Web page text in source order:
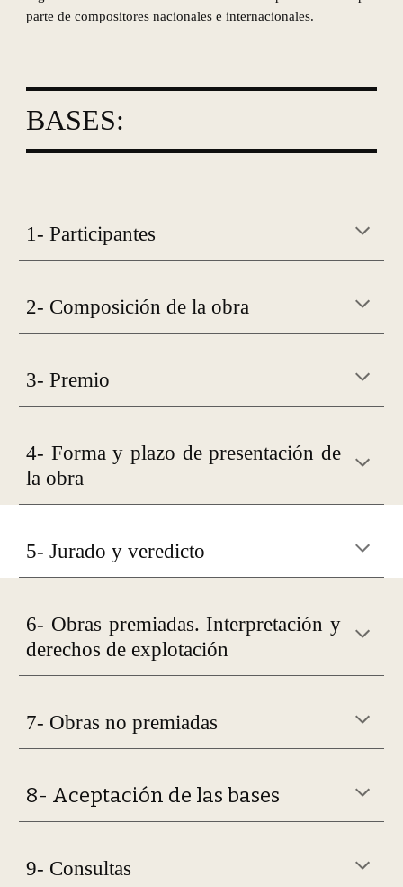
parte de compositores nacionales e internacionales.
BASES:
1- Participantes
2- Composición de la obra
3- Premio
4- Forma y plazo de presentación de
la obra
5- Jurado y veredicto
6- Obras premiadas. Interpretación y
derechos de explotación
7- Obras no premiadas
8- Aceptación de las bases
9- Consultas